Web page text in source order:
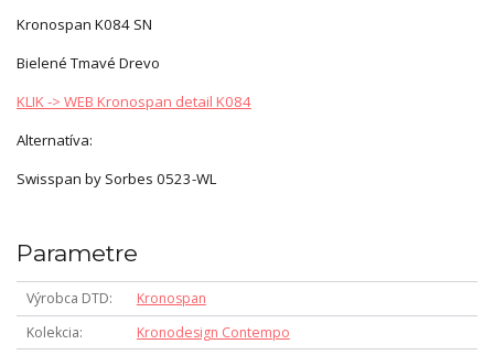
Kronospan K084 SN
Bielené Tmavé Drevo
KLIK -> WEB Kronospan detail K084
Alternatíva:
Swisspan by Sorbes 0523-WL
Parametre
Výrobca DTD
Kronospan
Kolekcia
Kronodesign Contempo